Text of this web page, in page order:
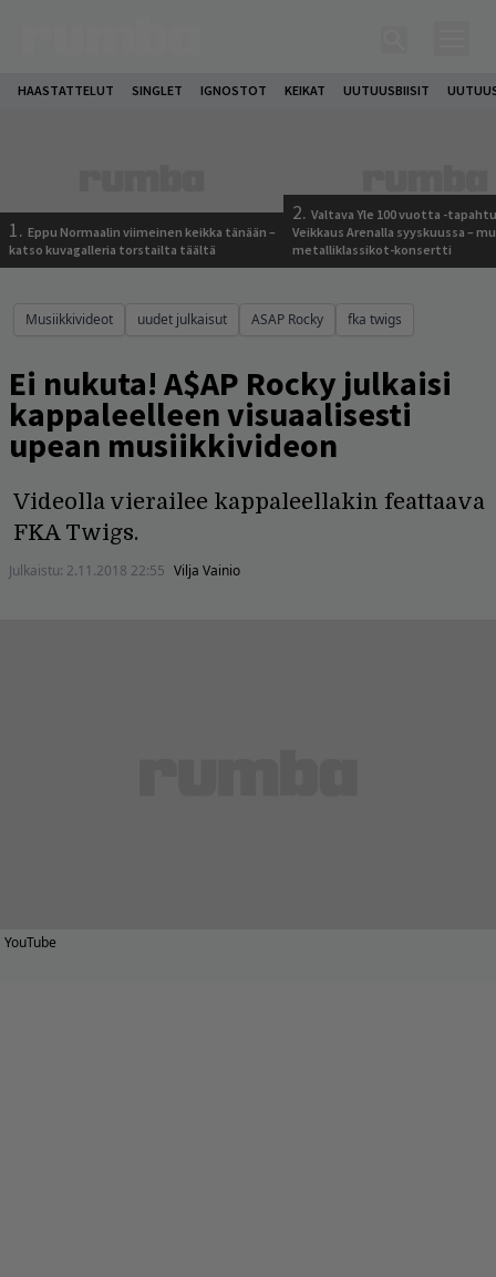
HAASTATTELUT SINGLET IGNOSTOT KEIKAT UUTUUSBIISIT
1. Eppu Normaalin viimeinen keikka tänään –
katso kuvagalleria torstailta täältä
2. Valtava Yle 100 vuotta -
Veikkaus Arenalla syyskuussa –
metalliklassikot-konsertti
Musiikkivideot uudet julkaisut ASAP Rocky fka twigs
Ei nukuta! A$AP Rocky julkaisi
kappaleelleen visuaalisesti
upean musiikkivideon
Videolla vierailee kappaleellakin feattaava
FKA Twigs.
Julkaistu: 2.11.2018 22:55 Vilja Vainio
YouTube